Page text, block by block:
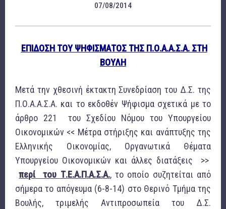
07/08/2014
ΕΠΙΔΟΣΗ ΤΟΥ ΨΗΦΙΣΜΑΤΟΣ ΤΗΣ Π.Ο.Α.Α.Σ.Α. ΣΤΗ
ΒΟΥΛΗ
Μετά την χθεσινή έκτακτη Συνεδρίαση του Δ.Σ. της
Π.Ο.Α.Α.Σ.Α. και το εκδοθέν Ψήφισμα σχετικά με το
άρθρο 221 του Σχεδίου Νόμου του Υπουργείου
Οικονομικών << Μέτρα στήριξης και ανάπτυξης της
Ελληνικής Οικονομίας, Οργανωτικά Θέματα
Υπουργείου Οικονομικών και άλλες διατάξεις >>
περί
του Τ.Ε.Α.Π.Α.Σ.Α., το οποίο συζητείται από
σήμερα το απόγευμα (6-8-14) στο Θερινό Τμήμα της
Βουλής, τριμελής Αντιπροσωπεία του Δ.Σ.